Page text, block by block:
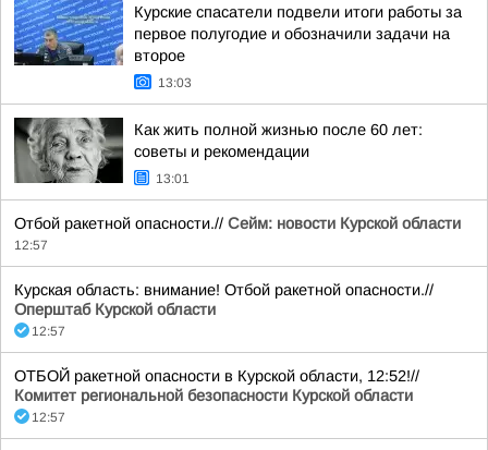
Курские спасатели подвели итоги работы за
первое полугодие и обозначили задачи на
второе
13:03
Как жить полной жизнью после 60 лет:
советы и рекомендации
13:01
Отбой ракетной опасности.// Сейм: новости Курской области
12:57
Курская область: внимание! Отбой ракетной опасности.//
Оперштаб Курской области
12:57
ОТБОЙ ракетной опасности в Курской области, 12:52!//
Комитет региональной безопасности Курской области
12:57